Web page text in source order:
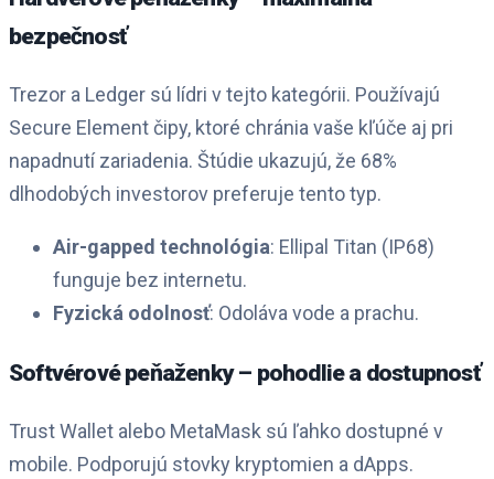
bezpečnosť
Trezor a Ledger sú lídri v tejto kategórii. Používajú
Secure Element čipy, ktoré chránia vaše kľúče aj pri
napadnutí zariadenia. Štúdie ukazujú, že 68%
dlhodobých investorov preferuje tento typ.
Air-gapped technológia: Ellipal Titan (IP68)
funguje bez internetu.
Fyzická odolnosť: Odoláva vode a prachu.
Softvérové peňaženky – pohodlie a dostupnosť
Trust Wallet alebo MetaMask sú ľahko dostupné v
mobile. Podporujú stovky kryptomien a dApps.